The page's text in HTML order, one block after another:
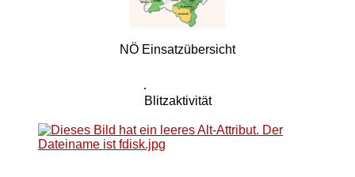
NÖ Einsatzübersicht
Blitzaktivität